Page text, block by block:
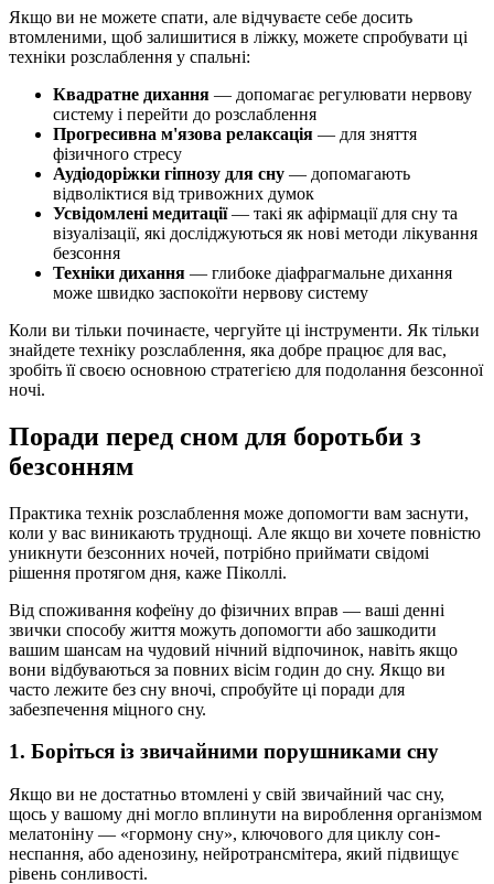
Якщо ви не можете спати, але відчуваєте себе досить
втомленими, щоб залишитися в ліжку, можете спробувати ці
техніки розслаблення у спальні:
Квадратне дихання — допомагає регулювати нервову
систему і перейти до розслаблення
Прогресивна м'язова релаксація — для зняття
фізичного стресу
Аудіодоріжки гіпнозу для сну — допомагають
відволіктися від тривожних думок
Усвідомлені медитації— такі як афірмації для сну та
візуалізації, які досліджуються як нові методи лікування
безсоння
Техніки дихання — глибоке діафрагмальне дихання
може швидко заспокоїти нервову систему
Коли ви тільки починаєте, чергуйте ці інструменти. Як тільки
знайдете техніку розслаблення, яка добре працює для вас,
зробіть її своєю основною стратегією для подолання безсонної
ночі.
Поради перед сном для боротьби з
безсонням
Практика технік розслаблення може допомогти вам заснути,
коли у вас виникають труднощі. Але якщо ви хочете повністю
уникнути безсонних ночей, потрібно приймати свідомі
рішення протягом дня, каже Піколлі.
Від споживання кофеїну до фізичних вправ — ваші денні
звички способу життя можуть допомогти або зашкодити
вашим шансам на чудовий нічний відпочинок, навіть якщо
вони відбуваються за повних вісім годин до сну. Якщо ви
часто лежите без сну вночі, спробуйте ці поради для
забезпечення міцного сну.
1. Боріться із звичайними порушниками сну
Якщо ви не достатньо втомлені у свій звичайний час сну,
щось у вашому дні могло вплинути на вироблення організмом
мелатоніну — «гормону сну», ключового для циклу сон-
неспання, або аденозину, нейротрансмітера, який підвищує
рівень сонливості.